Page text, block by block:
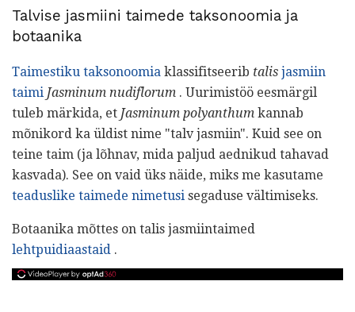
Talvise jasmiini taimede taksonoomia ja
botaanika
Taimestiku taksonoomia klassifitseerib talis jasmiin
taimi Jasminum nudiflorum . Uurimistöö eesmärgil
tuleb märkida, et Jasminum polyanthum kannab
mõnikord ka üldist nime "talv jasmiin". Kuid see on
teine ​​taim (ja lõhnav, mida paljud aednikud tahavad
kasvada). See on vaid üks näide, miks me kasutame
teaduslike taimede nimetusi segaduse vältimiseks.
Botaanika mõttes on talis jasmiintaimed
lehtpuidiaastaid .